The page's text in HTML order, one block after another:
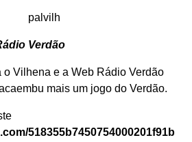
Verdão
o Vilhena e a Web Rádio Verdão
mais um jogo do Verdão.
518355b7450754000201f91b